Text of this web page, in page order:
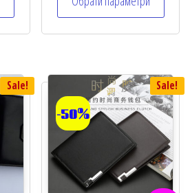
0
o
u
5
Sale! Sale!
-50%